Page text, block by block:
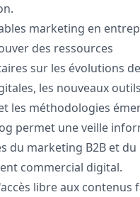
marketing en
des ressources
sur les évolutions
les nouveaux outils
les méthodologies
permet une veille
du marketing B2B et du
commercial digital.
libre aux contenus